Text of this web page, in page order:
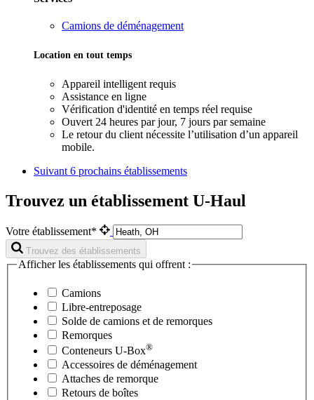
Camions de déménagement
Location en tout temps
Appareil intelligent requis
Assistance en ligne
Vérification d'identité en temps réel requise
Ouvert 24 heures par jour, 7 jours par semaine
Le retour du client nécessite l’utilisation d’un appareil
mobile.
Suivant 6 prochains établissements
Trouvez un établissement U-Haul
Votre établissement*
Trouvez des établissements
Afficher les établissements qui offrent :
Camions
Libre-entreposage
Solde de camions et de remorques
Remorques
Conteneurs U-Box®
Accessoires de déménagement
Attaches de remorque
Retours de boîtes